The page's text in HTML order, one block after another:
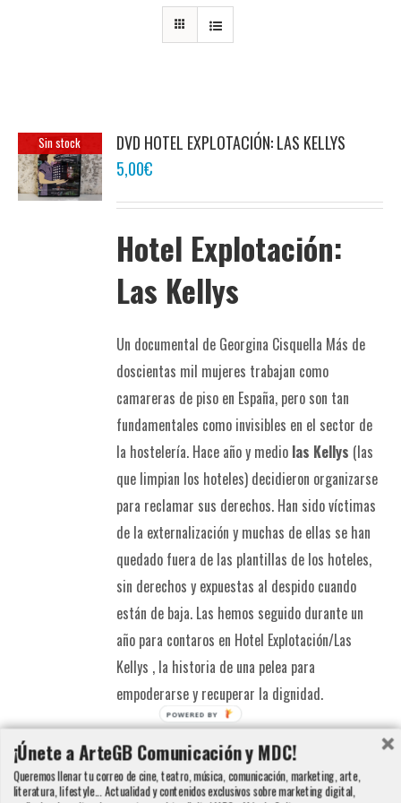
Sin stock
DVD HOTEL EXPLOTACIÓN: LAS KELLYS
5,00€
Hotel Explotación:
Las Kellys
Un documental de Georgina Cisquella Más de
doscientas mil mujeres trabajan como
camareras de piso en España, pero son tan
fundamentales como invisibles en el sector de
la hostelería. Hace año y medio las Kellys (las
que limpian los hoteles) decidieron organizarse
para reclamar sus derechos. Han sido víctimas
de la externalización y muchas de ellas se han
quedado fuera de las plantillas de los hoteles,
sin derechos y expuestas al despido cuando
están de baja. Las hemos seguido durante un
año para contaros en Hotel Explotación/Las
Kellys , la historia de una pelea para
empoderarse y recuperar la dignidad.
¡Únete a ArteGB Comunicación y MDC!
Queremos llenar tu correo de cine, teatro, música, comunicación, marketing, arte,
literatura, lifestyle... Actualidad y contenidos exclusivos sobre marketing digital,
POWERED BY